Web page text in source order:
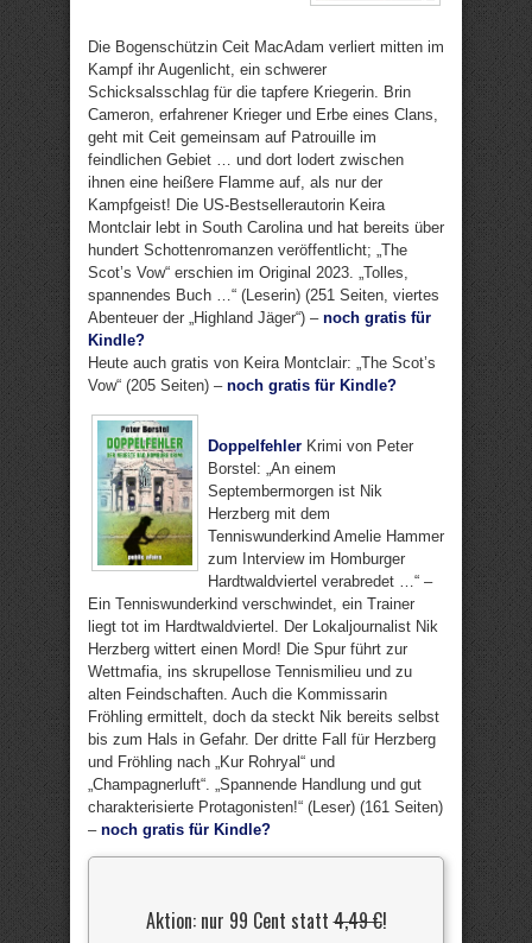
Die Bogenschützin Ceit MacAdam verliert mitten im
Kampf ihr Augenlicht, ein schwerer
Schicksalsschlag für die tapfere Kriegerin. Brin
Cameron, erfahrener Krieger und Erbe eines Clans,
geht mit Ceit gemeinsam auf Patrouille im
feindlichen Gebiet … und dort lodert zwischen
ihnen eine heißere Flamme auf, als nur der
Kampfgeist! Die US-Bestsellerautorin Keira
Montclair lebt in South Carolina und hat bereits über
hundert Schottenromanzen veröffentlicht; „The
Scot’s Vow“ erschien im Original 2023. „Tolles,
spannendes Buch …“ (Leserin) (251 Seiten, viertes
Abenteuer der „Highland Jäger“) – noch gratis für
Kindle?
Heute auch gratis von Keira Montclair: „The Scot’s
Vow“ (205 Seiten) – noch gratis für Kindle?
Doppelfehler Krimi von Peter
Borstel: „An einem
Septembermorgen ist Nik
Herzberg mit dem
Tenniswunderkind Amelie Hammer
zum Interview im Homburger
Hardtwaldviertel verabredet …“ –
Ein Tenniswunderkind verschwindet, ein Trainer
liegt tot im Hardtwaldviertel. Der Lokaljournalist Nik
Herzberg wittert einen Mord! Die Spur führt zur
Wettmafia, ins skrupellose Tennismilieu und zu
alten Feindschaften. Auch die Kommissarin
Fröhling ermittelt, doch da steckt Nik bereits selbst
bis zum Hals in Gefahr. Der dritte Fall für Herzberg
und Fröhling nach „Kur Rohryal“ und
„Champagnerluft“. „Spannende Handlung und gut
charakterisierte Protagonisten!“ (Leser) (161 Seiten)
– noch gratis für Kindle?
Aktion: nur 99 Cent statt4,49 €!